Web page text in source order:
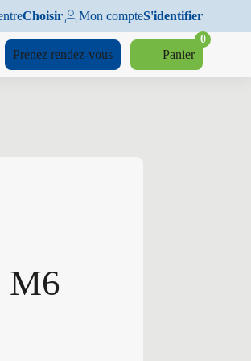
Choisir Mon compteS'identifier
Prenez rendez-vous Panier
0
M6